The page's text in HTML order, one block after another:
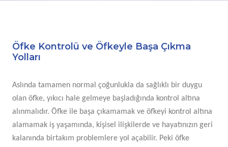
Öfke Kontrolü ve Öfkeyle Başa Çıkma
Yolları
Aslında tamamen normal çoğunlukla da sağlıklı bir duygu
olan öfke, yıkıcı hale gelmeye başladığında kontrol altına
alınmalıdır. Öfke ile başa çıkamamak ve öfkeyi kontrol altına
alamamak iş yaşamında, kişisel ilişkilerde ve hayatınızın geri
kalanında birtakım problemlere yol açabilir. Peki öfke